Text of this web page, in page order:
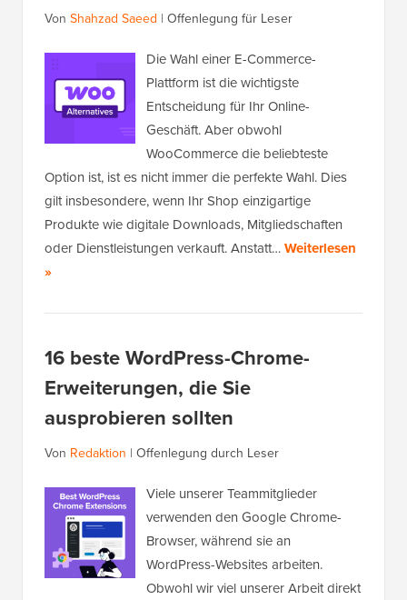
Von Shahzad Saeed | Offenlegung für Leser
Die Wahl einer E-Commerce-
Plattform ist die wichtigste
Entscheidung für Ihr Online-
Geschäft. Aber obwohl
WooCommerce die beliebteste
Option ist, ist es nicht immer die perfekte Wahl. Dies
gilt insbesondere, wenn Ihr Shop einzigartige
Produkte wie digitale Downloads, Mitgliedschaften
oder Dienstleistungen verkauft. Anstatt…Weiterlesen
»
16 beste WordPress-Chrome-
Erweiterungen, die Sie
ausprobieren sollten
Von Redaktion | Offenlegung durch Leser
Viele unserer Teammitglieder
verwenden den Google Chrome-
Browser, während sie an
WordPress-Websites arbeiten.
Obwohl wir viel unserer Arbeit direkt